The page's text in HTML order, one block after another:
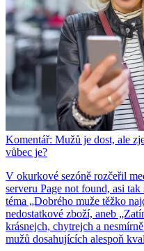
Komentář: Mužů je dost, ale
vůbec je?
V okurkové sezóně rozčeřil
serveru Page not found, asi tak
téma „Dobrého muže těžko
nedostatkové zboží, aneb
krásnejch, chytrejch a
mužů dosahujících alespoň